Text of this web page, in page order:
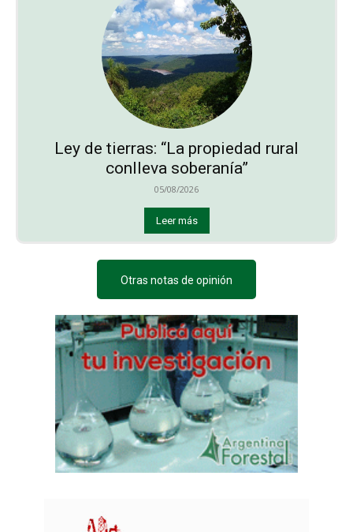
Ley de tierras: “La propiedad rural
conlleva soberanía”
05/08/2026
Leer más
Otras notas de opinión